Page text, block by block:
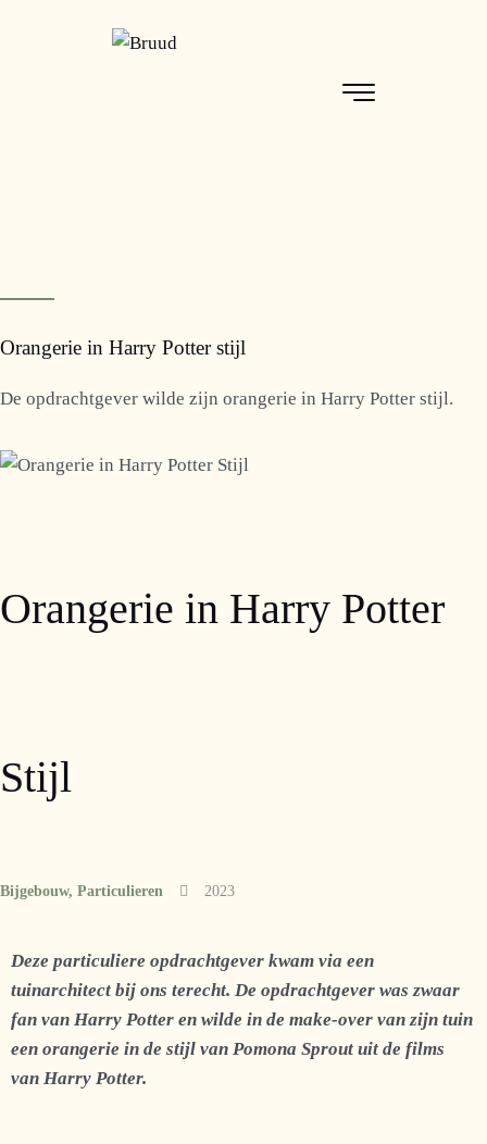
Orangerie in Harry Potter stijl
De opdrachtgever wilde zijn orangerie in Harry Potter stijl.
Orangerie in Harry Potter
Stijl
Bijgebouw, Particulieren 2023
Deze particuliere opdrachtgever kwam via een
tuinarchitect bij ons terecht. De opdrachtgever was zwaar
fan van Harry Potter en wilde in de make-over van zijn tuin
een orangerie in de stijl van Pomona Sprout uit de films
van Harry Potter.